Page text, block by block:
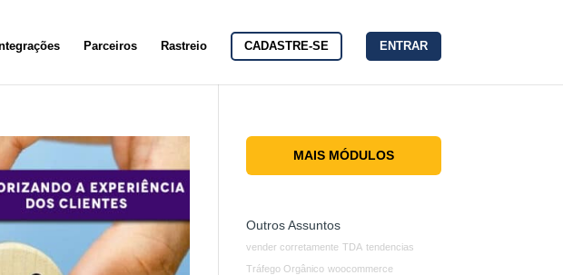
Parceiros Rastreio CADASTRE-SE ENTRAR
MAIS MÓDULOS
Outros Assuntos
vender corretamente TDA tendencias
Tráfego Orgânico woocommerce